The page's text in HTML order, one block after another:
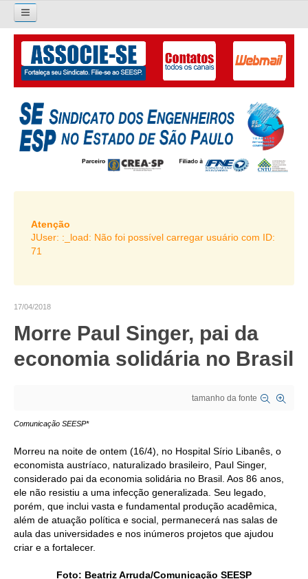
Pesquisar...
O SINDICATO
APRESENTAÇÃO
PALAVRA DO PRESIDENTE
DIRETORIA
LIVRO GESTÃO 2026-2029
SUBSEDES SINDICAIS
ORGANOGRAMA
CRESCE BRASIL
CONSELHO TECNOLÓGICO
PERSONALIDADES DA TECNOLOGIA
NÚCLEO DA MULHER ENGENHEIRA
TRANSPARÊNCIA
Atenção
JUser: :_load: Não foi possível carregar usuário com ID:
71
17/04/2018
Morre Paul Singer, pai da
economia solidária no Brasil
tamanho da fonte
Comunicação SEESP*
Morreu na noite de ontem (16/4), no Hospital Sírio Libanês, o
economista austríaco, naturalizado brasileiro, Paul Singer,
considerado pai da economia solidária no Brasil. Aos 86 anos,
ele não resistiu a uma infecção generalizada. Seu legado,
porém, que inclui vasta e fundamental produção acadêmica,
além de atuação política e social, permanecerá nas salas de
aula das universidades e nos inúmeros projetos que ajudou
criar e a fortalecer.
Foto: Beatriz Arruda/Comunicação SEESP